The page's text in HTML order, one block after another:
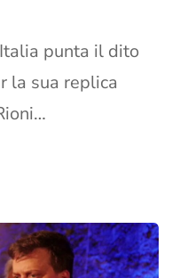
punta il dito
la sua replica